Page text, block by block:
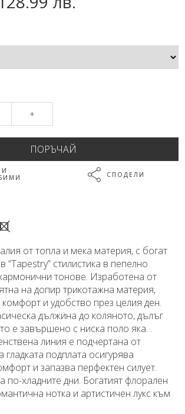
+
СПОДЕЛИ
от топла и мека материя, с богат
“Tapestry” стилистика в пепелно
тонове. Изработена от
на допир трикотажна материя,
комфорт и удобство през целия ден.
дължина до коляното, дълъг
е завършено с ниска поло яка. .
линия е подчертана от
гладката подплата осигурява
и запазва перфектен силует.
по-хладните дни. Богатият флорален
нотка и артистичен лукс към